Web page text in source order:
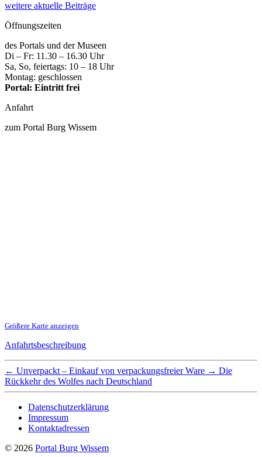
weitere aktuelle Beiträge
Öffnungszeiten
des Portals und der Museen
Di – Fr: 11.30 – 16.30 Uhr
Sa, So, feiertags: 10 – 18 Uhr
Montag: geschlossen
Portal: Eintritt frei
Anfahrt
zum Portal Burg Wissem
Größere Karte anzeigen
Anfahrtsbeschreibung
← Unverpackt – Einkauf von verpackungsfreier Ware → Die
Rückkehr des Wolfes nach Deutschland
Datenschutzerklärung
Impressum
Kontaktadressen
© 2026 Portal Burg Wissem